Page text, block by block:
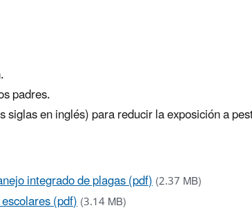
padres.
en inglés) para reducir la exposición a
integrado de plagas (pdf)(2.37 MB)
(pdf)(3.14 MB)